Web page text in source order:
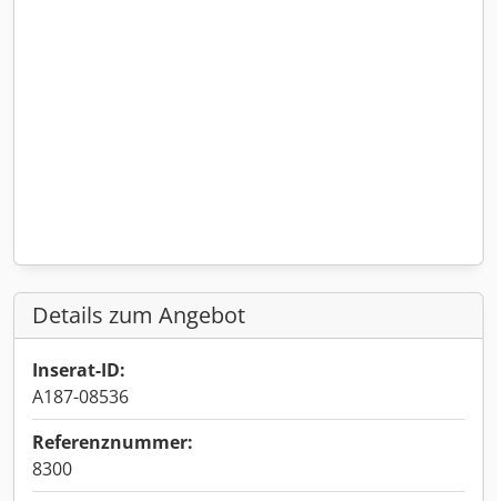
Details zum Angebot
Inserat-ID:
A187-08536
Referenznummer:
8300